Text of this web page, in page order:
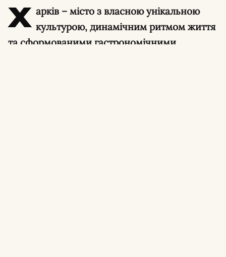
Х арків – місто з власною унікальною
культурою, динамічним ритмом життя
та сформованими гастрономічними